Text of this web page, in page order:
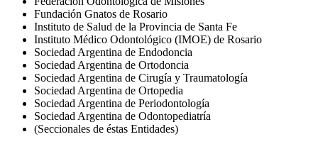
Fundación Gnatos de Rosario
Instituto de Salud de la Provincia de Santa Fe
Instituto Médico Odontológico (IMOE) de Rosario
Sociedad Argentina de Endodoncia
Sociedad Argentina de Ortodoncia
Sociedad Argentina de Cirugía y Traumatología
Sociedad Argentina de Ortopedia
Sociedad Argentina de Periodontología
Sociedad Argentina de Odontopediatría
(Seccionales de éstas Entidades)